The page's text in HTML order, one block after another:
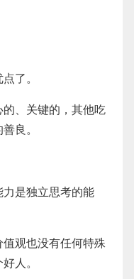
了。
、关键的，其他吃
良。
是独立思考的能
观也没有任何特殊
人。